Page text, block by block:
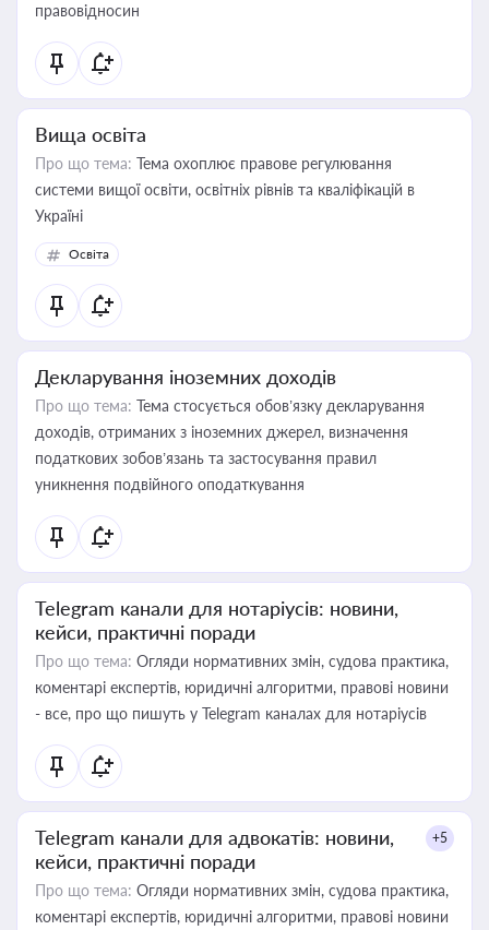
правовідносин
Вища освіта
Про що тема: Тема охоплює правове регулювання
системи вищої освіти, освітніх рівнів та кваліфікацій в
Україні
Освіта
Декларування іноземних доходів
Про що тема: Тема стосується обов’язку декларування
доходів, отриманих з іноземних джерел, визначення
податкових зобов’язань та застосування правил
уникнення подвійного оподаткування
Telegram канали для нотаріусів: новини,
кейси, практичні поради
Про що тема: Огляди нормативних змін, судова практика,
коментарі експертів, юридичні алгоритми, правові новини
- все, про що пишуть у Telegram каналах для нотаріусів
Telegram канали для адвокатів: новини,
кейси, практичні поради
+5
Про що тема: Огляди нормативних змін, судова практика,
коментарі експертів, юридичні алгоритми, правові новини